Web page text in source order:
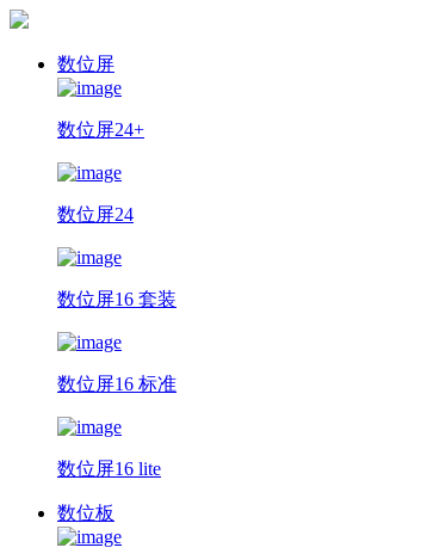
数位屏
数位屏24+
数位屏24
数位屏16 套装
数位屏16 标准
数位屏16 lite
数位板